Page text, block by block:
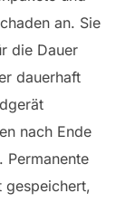
an. Sie
die Dauer
dauerhaft
nach Ende
Permanente
gespeichert,